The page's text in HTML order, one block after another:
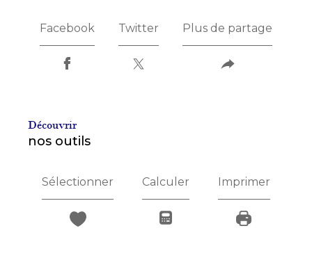
Facebook Twitter Plus de partage
découvrir
nos outils
Sélectionner Calculer Imprimer